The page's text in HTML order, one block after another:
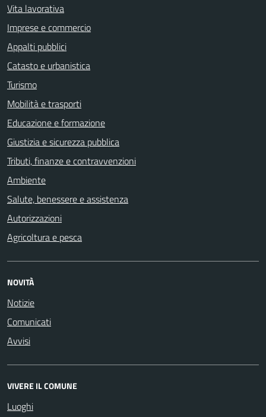
Vita lavorativa
Imprese e commercio
Appalti pubblici
Catasto e urbanistica
Turismo
Mobilità e trasporti
Educazione e formazione
Giustizia e sicurezza pubblica
Tributi, finanze e contravvenzioni
Ambiente
Salute, benessere e assistenza
Autorizzazioni
Agricoltura e pesca
NOVITÀ
Notizie
Comunicati
Avvisi
VIVERE IL COMUNE
Luoghi